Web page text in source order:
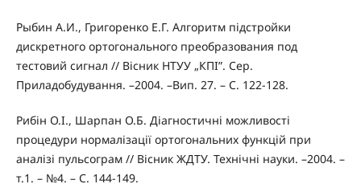
Рыбин А.И., Григоренко Е.Г. Алгоритм підстройки
дискретного ортогонального преобразования под
тестовий сигнал // Вісник НТУУ „КПІ”. Сер.
Приладобудування. –2004. –Вип. 27. – С. 122-128.
Рибін О.І., Шарпан О.Б. Діагностичні можливості
процедури нормалізації ортогональних функцій при
аналізі пульсограм // Вісник ЖДТУ. Технічні науки. –2004. –
т.1. – №4. – С. 144-149.